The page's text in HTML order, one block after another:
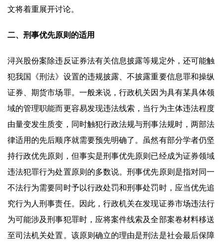
文将着重展开讨论。
二、刑事优先原则的适用
浔兴股份案除违反证券法有关信息披露等规定外，还可能触
犯我国《刑法》设置的违规披露、不披露重要信息罪和操纵
证券、期货市场罪。一般来说，行政机关因为具有某具体领
域的管理职能而更容易发现违法线索，当行为主体违法程度
由量变发生质变，同时触犯行政法规与刑事法规时，两部法
律适用的先后顺序就需要预先明确了。虽然有部分学者仍坚
持行政优先原则，但事实是刑事优先原则已经成为证券领域
违法犯罪行为处置原则的多数说。刑事优先原则是指对同一
不法行为需要同时予以行政处罚和刑事处罚时，应当优先追
究行为人刑事责任。因此，行政机关在发现证券市场违法行
为可能涉及刑事犯罪时，应将案件线索及全部案卷材料移送
至司法机关处置。该原则确立的理由是刑法是社会最后保障